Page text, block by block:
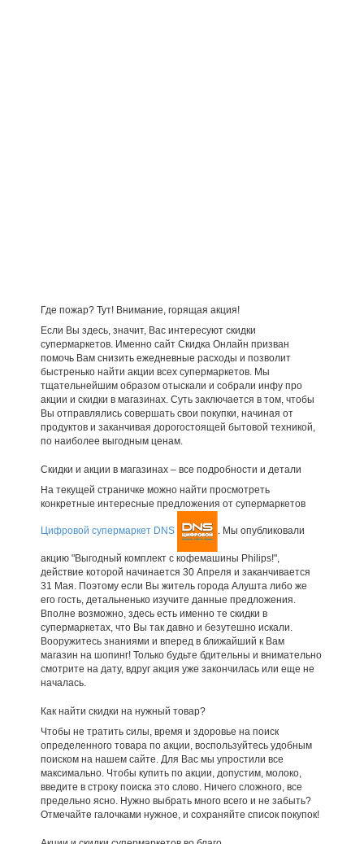
Где пожар? Тут! Внимание, горящая акция!
Если Вы здесь, значит, Вас интересуют скидки
супермаркетов. Именно сайт Скидка Онлайн призван
помочь Вам снизить ежедневные расходы и позволит
быстренько найти акции всех супермаркетов. Мы
тщательнейшим образом отыскали и собрали инфу про
акции и скидки в магазинах. Суть заключается в том, чтобы
Вы отправлялись совершать свои покупки, начиная от
продуктов и заканчивая дорогостоящей бытовой техникой,
по наиболее выгодным ценам.
Скидки и акции в магазинах – все подробности и детали
На текущей страничке можно найти просмотреть
конкретные интересные предложения от супермаркетов
Цифровой супермаркет DNS . Мы опубликовали
акцию "Выгодный комплект с кофемашины Philips!",
действие которой начинается 30 Апреля и заканчивается
31 Мая. Поэтому если Вы житель города Алушта либо же
его гость, детальненько изучите данные предложения.
Вполне возможно, здесь есть именно те скидки в
супермаркетах, что Вы так давно и безутешно искали.
Вооружитесь знаниями и вперед в ближайший к Вам
магазин на шопинг! Только будьте бдительны и внимательно
смотрите на дату, вдруг акция уже закончилась или еще не
началась.
Как найти скидки на нужный товар?
Чтобы не тратить силы, время и здоровье на поиск
определенного товара по акции, воспользуйтесь удобным
поиском на нашем сайте. Для Вас мы упростили все
максимально. Чтобы купить по акции, допустим, молоко,
введите в строку поиска это слово. Ничего сложного, все
предельно ясно. Нужно выбрать много всего и не забыть?
Отмечайте галочками нужное, и сохраняйте список покупок!